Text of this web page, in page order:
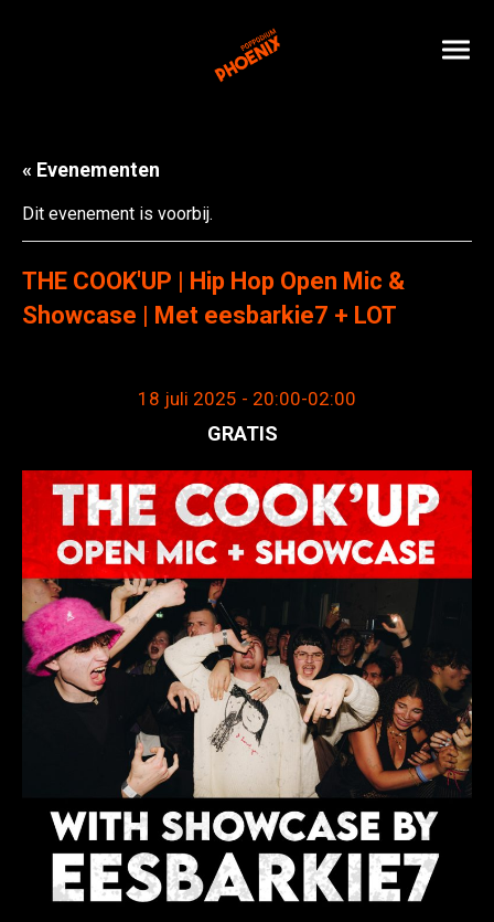
« Evenementen
Dit evenement is voorbij.
THE COOK'UP | Hip Hop Open Mic &
Showcase | Met eesbarkie7 + LOT
18 juli 2025 - 20:00-02:00
GRATIS